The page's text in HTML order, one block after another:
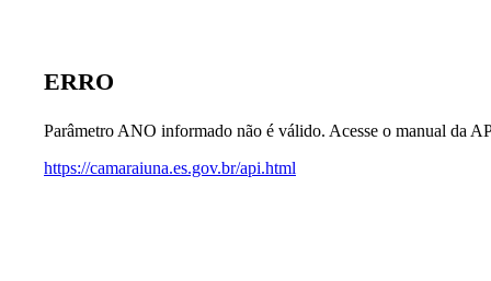
ERRO
Parâmetro ANO informado não é válido. Acesse o manual da
https://camaraiuna.es.gov.br/api.html